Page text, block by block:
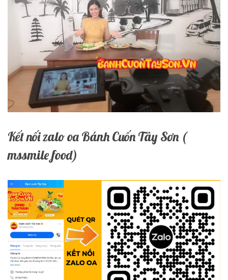
Kết nối zalo oa Bánh Cuốn Tây Sơn (
mssmile food)